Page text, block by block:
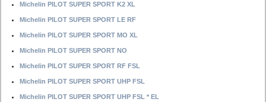
Michelin PILOT SUPER SPORT K2 XL
Michelin PILOT SUPER SPORT LE RF
Michelin PILOT SUPER SPORT MO XL
Michelin PILOT SUPER SPORT NO
Michelin PILOT SUPER SPORT RF FSL
Michelin PILOT SUPER SPORT UHP FSL
Michelin PILOT SUPER SPORT UHP FSL * EL